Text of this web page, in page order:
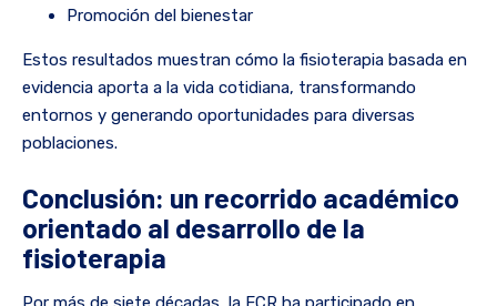
Promoción del bienestar
Estos resultados muestran cómo la fisioterapia basada en
evidencia aporta a la vida cotidiana, transformando
entornos y generando oportunidades para diversas
poblaciones.
Conclusión: un recorrido académico
orientado al desarrollo de la
fisioterapia